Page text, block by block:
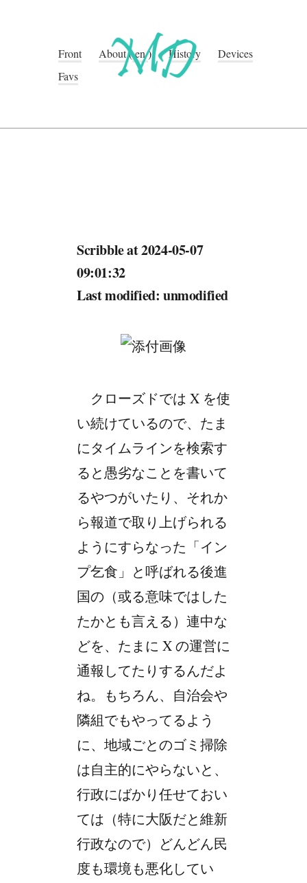
Front About(en) History
Devices
Favs
Scribble at 2024-05-07
09:01:32
Last modified: unmodified
クローズドでは X を使
い続けているので、たま
にタイムラインを検索す
ると愚劣なことを書いて
るやつがいたり、それか
ら報道で取り上げられる
ようにすらなった「イン
プ乞食」と呼ばれる後進
国の（或る意味ではした
たかとも言える）連中な
どを、たまに X の運営に
通報してたりするんだよ
ね。もちろん、自治会や
隣組でもやってるよう
に、地域ごとのゴミ掃除
は自主的にやらないと、
行政にばかり任せておい
ては（特に大阪だと維新
行政なので）どんどん民
度も環境も悪化してい